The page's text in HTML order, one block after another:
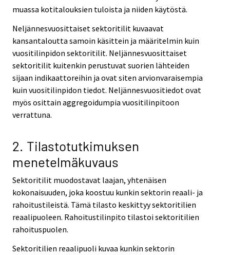
muassa kotitalouksien tuloista ja niiden käytöstä.
Neljännesvuosittaiset sektoritilit kuvaavat
kansantaloutta samoin käsittein ja määritelmin kuin
vuositilinpidon sektoritilit. Neljännesvuosittaiset
sektoritilit kuitenkin perustuvat suorien lähteiden
sijaan indikaattoreihin ja ovat siten arvionvaraisempia
kuin vuositilinpidon tiedot. Neljännesvuositiedot ovat
myös osittain aggregoidumpia vuositilinpitoon
verrattuna.
2. Tilastotutkimuksen
menetelmäkuvaus
Sektoritilit muodostavat laajan, yhtenäisen
kokonaisuuden, joka koostuu kunkin sektorin reaali- ja
rahoitustileistä. Tämä tilasto keskittyy sektoritilien
reaalipuoleen. Rahoitustilinpito tilastoi sektoritilien
rahoituspuolen.
Sektoritilien reaalipuoli kuvaa kunkin sektorin